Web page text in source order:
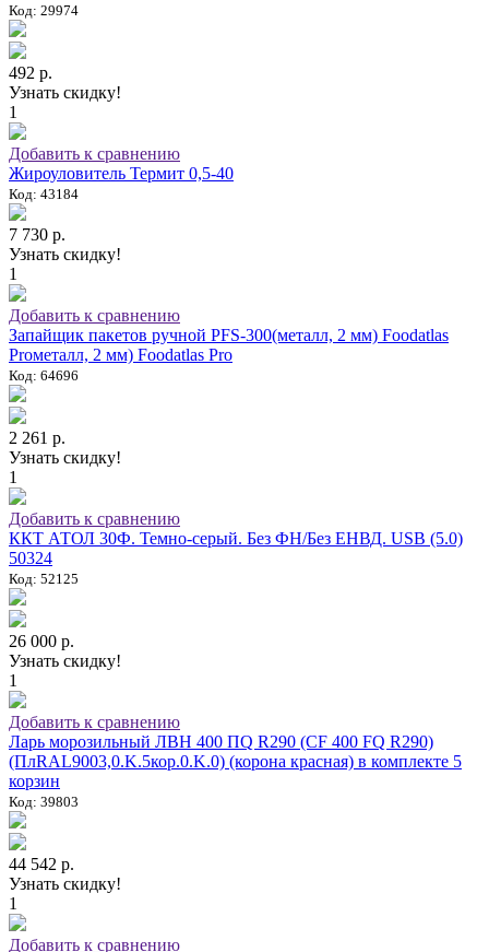
Код: 29974
492 р.
Узнать скидку!
1
Добавить к сравнению
Жироуловитель Термит 0,5-40
Код: 43184
7 730 р.
Узнать скидку!
1
Добавить к сравнению
Запайщик пакетов ручной PFS-300(металл, 2 мм) Foodatlas
Proметалл, 2 мм) Foodatlas Pro
Код: 64696
2 261 р.
Узнать скидку!
1
Добавить к сравнению
ККТ АТОЛ 30Ф. Темно-серый. Без ФН/Без ЕНВД. USB (5.0)
50324
Код: 52125
26 000 р.
Узнать скидку!
1
Добавить к сравнению
Ларь морозильный ЛВН 400 ПQ R290 (СF 400 FQ R290)
(ПлRAL9003,0.K.5кор.0.K.0) (корона красная) в комплекте 5
корзин
Код: 39803
44 542 р.
Узнать скидку!
1
Добавить к сравнению